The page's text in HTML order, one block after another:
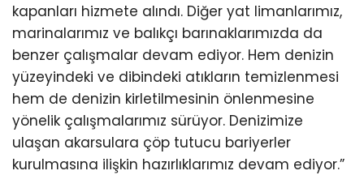
kapanları hizmete alındı. Diğer yat limanlarımız,
marinalarımız ve balıkçı barınaklarımızda da
benzer çalışmalar devam ediyor. Hem denizin
yüzeyindeki ve dibindeki atıkların temizlenmesi
hem de denizin kirletilmesinin önlenmesine
yönelik çalışmalarımız sürüyor. Denizimize
ulaşan akarsulara çöp tutucu bariyerler
kurulmasına ilişkin hazırlıklarımız devam ediyor.”